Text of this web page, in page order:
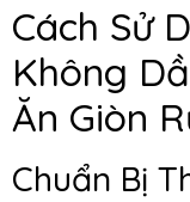
Cách Sử
Không
Ăn Giòn
Chuẩn Bị